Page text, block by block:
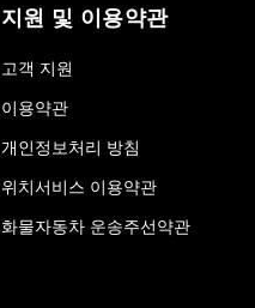
지원 및 이용약관
고객 지원
이용약관
개인정보처리 방침
위치서비스 이용약관
화물자동차 운송주선약관